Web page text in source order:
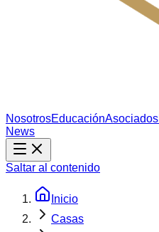
NosotrosEducaciónAsociados
News
Saltar al contenido
Inicio
Casas